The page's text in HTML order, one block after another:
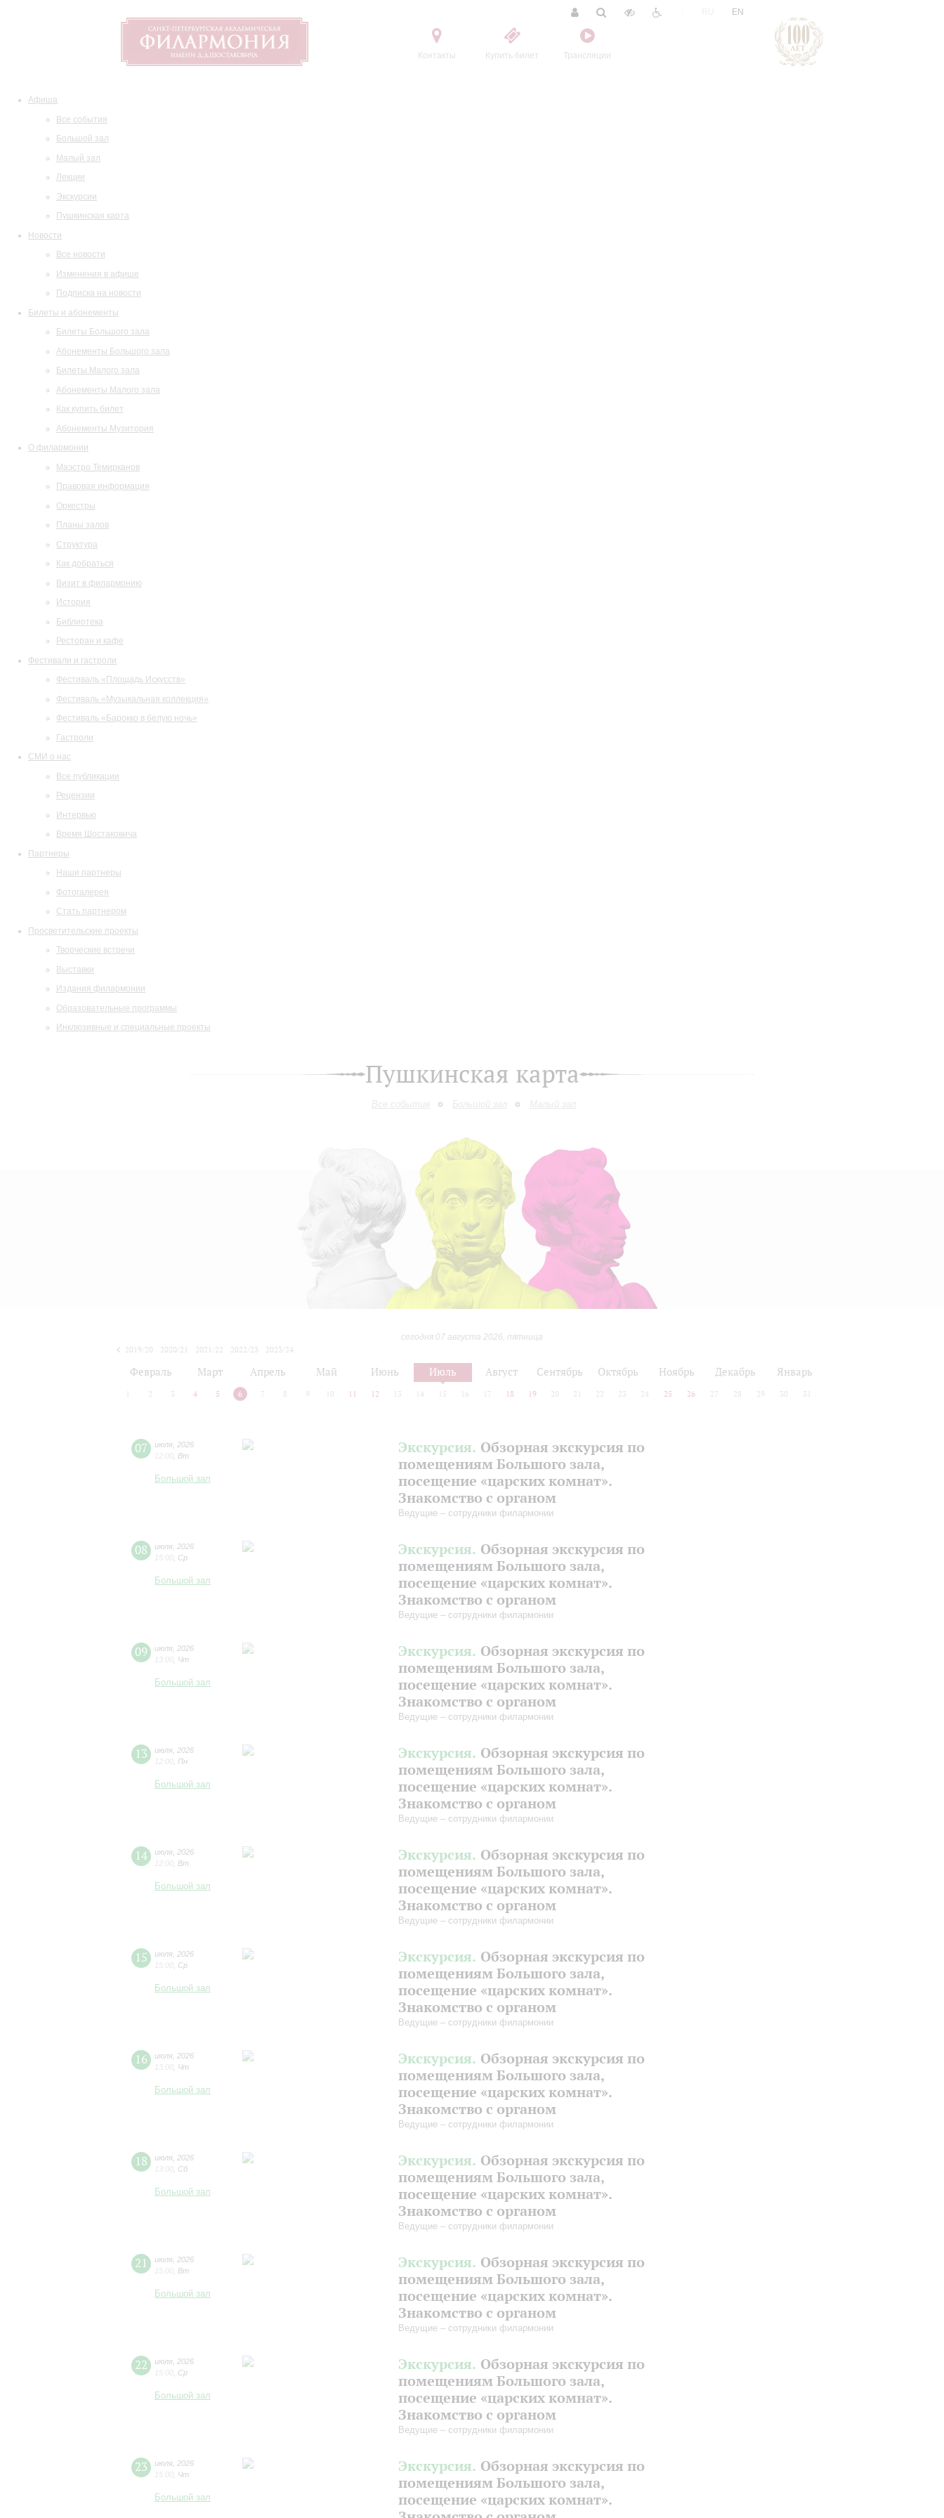
Контакты Купить билет Трансляции
EN
Афиша
Все события
Большой зал
Малый зал
Лекции
Экскурсии
Пушкинская карта
Новости
Все новости
Изменения в афише
Подписка на новости
Билеты и абонементы
Билеты Большого зала
Абонементы Большого зала
Билеты Малого зала
Абонементы Малого зала
Как купить билет
Абонементы Музитория
О филармонии
Маэстро Темирканов
Правовая информация
Оркестры
Планы залов
Структура
Как добраться
Визит в филармонию
История
Библиотека
Ресторан и кафе
Фестивали и гастроли
Фестиваль «Площадь Искусств»
Фестиваль «Музыкальная коллекция»
Фестиваль «Барокко в белую ночь»
Гастроли
СМИ о нас
Все публикации
Рецензии
Интервью
Время Шостаковича
Партнеры
Наши партнеры
Фотогалерея
Стать партнером
Просветительские проекты
Творческие встречи
Выставки
Издания филармонии
Образовательные программы
Инклюзивные и специальные проекты
Пушкинская карта
Все события Большой зал Малый зал
сегодня 07 августа 2026, пятница
2019/20
2020/21 2021/22 2022/23
2023/24
Февраль Март Апрель Май Июнь Июль Август Сентябрь Октябрь Ноябрь Декабрь Январь
2 3 4 5 6 7 8 9 10 11 12 13 14 15 16 17 18 19 20 21 22 23 24 25 26 27 28 29 30 31
07 июля 2026
12:00 Вт
Большой зал
Экскурсия. Обзорная экскурсия по
помещениям Большого зала,
посещение «царских комнат».
Знакомство с органом
Ведущие – сотрудники филармонии
08 июля 2026
15:00 Ср
Большой зал
Экскурсия. Обзорная экскурсия по
помещениям Большого зала,
посещение «царских комнат».
Знакомство с органом
Ведущие – сотрудники филармонии
09 июля 2026
13:00 Чт
Большой зал
Экскурсия. Обзорная экскурсия по
помещениям Большого зала,
посещение «царских комнат».
Знакомство с органом
Ведущие – сотрудники филармонии
13 июля 2026
12:00 Пн
Большой зал
Экскурсия. Обзорная экскурсия по
помещениям Большого зала,
посещение «царских комнат».
Знакомство с органом
Ведущие – сотрудники филармонии
14 июля 2026
12:00 Вт
Большой зал
Экскурсия. Обзорная экскурсия по
помещениям Большого зала,
посещение «царских комнат».
Знакомство с органом
Ведущие – сотрудники филармонии
15 июля 2026
15:00 Ср
Большой зал
Экскурсия. Обзорная экскурсия по
помещениям Большого зала,
посещение «царских комнат».
Знакомство с органом
Ведущие – сотрудники филармонии
16 июля 2026
13:00 Чт
Большой зал
Экскурсия. Обзорная экскурсия по
помещениям Большого зала,
посещение «царских комнат».
Знакомство с органом
Ведущие – сотрудники филармонии
18 июля 2026
13:00 Сб
Большой зал
Экскурсия. Обзорная экскурсия по
помещениям Большого зала,
посещение «царских комнат».
Знакомство с органом
Ведущие – сотрудники филармонии
21 июля 2026
15:00 Вт
Большой зал
Экскурсия. Обзорная экскурсия по
помещениям Большого зала,
посещение «царских комнат».
Знакомство с органом
Ведущие – сотрудники филармонии
22 июля 2026
15:00 Ср
Большой зал
Экскурсия. Обзорная экскурсия по
помещениям Большого зала,
посещение «царских комнат».
Знакомство с органом
Ведущие – сотрудники филармонии
23 июля 2026
15:00 Чт
Большой зал
Экскурсия. Обзорная экскурсия по
помещениям Большого зала,
посещение «царских комнат».